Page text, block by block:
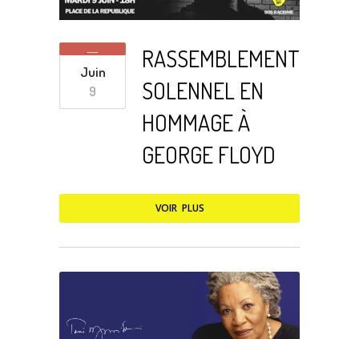
Juin
9
RASSEMBLEMENT
SOLENNEL EN
HOMMAGE À
GEORGE FLOYD
VOIR PLUS